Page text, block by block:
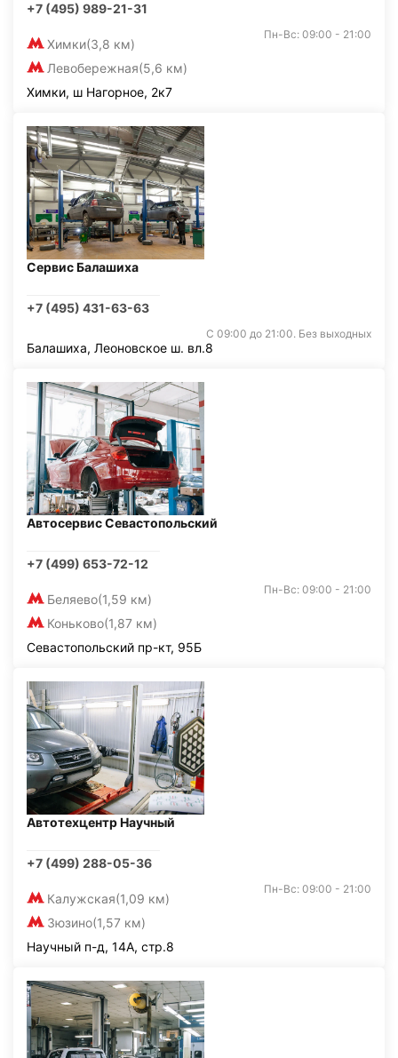
+7 (495) 989-21-31
Химки(3,8 км)
Левобережная(5,6 км)
Пн-Вс: 09:00 - 21:00
Химки, ш Нагорное, 2к7
Сервис Балашиха
+7 (495) 431-63-63
С 09:00 до 21:00. Без выходных
Балашиха, Леоновское ш. вл.8
Автосервис Севастопольский
+7 (499) 653-72-12
Беляево(1,59 км)
Коньково(1,87 км)
Пн-Вс: 09:00 - 21:00
Севастопольский пр-кт, 95Б
Автотехцентр Научный
+7 (499) 288-05-36
Калужская(1,09 км)
Зюзино(1,57 км)
Пн-Вс: 09:00 - 21:00
Научный п-д, 14А, стр.8